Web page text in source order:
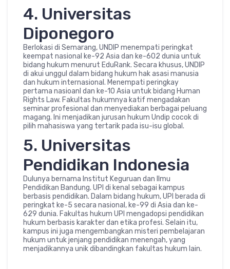
4. Universitas
Diponegoro
Berlokasi di Semarang, UNDIP menempati peringkat
keempat nasional ke-92 Asia dan ke-602 dunia untuk
bidang hukum menurut EduRank. Secara khusus, UNDIP
di akui unggul dalam bidang hukum hak asasi manusia
dan hukum internasional. Menempati peringkay
pertama nasioanl dan ke-10 Asia untuk bidang Human
Rights Law. Fakultas hukumnya katif mengadakan
seminar profesional dan menyediakan berbagai peluang
magang. Ini menjadikan jurusan hukum Undip cocok di
pilih mahasiswa yang tertarik pada isu-isu global.
5. Universitas
Pendidikan Indonesia
Dulunya bernama Institut Keguruan dan Ilmu
Pendidikan Bandung. UPI di kenal sebagai kampus
berbasis pendidikan. Dalam bidang hukum, UPI berada di
peringkat ke-5 secara nasional, ke-99 di Asia dan ke-
629 dunia. Fakultas hukum UPI mengadopsi pendidikan
hukum berbasis karakter dan etika profesi. Selain itu,
kampus ini juga mengembangkan misteri pembelajaran
hukum untuk jenjang pendidikan menengah, yang
menjadikannya unik dibandingkan fakultas hukum lain.